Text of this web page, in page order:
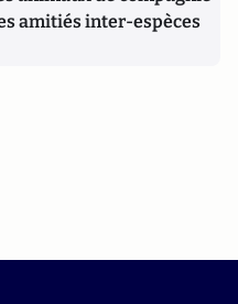
amitiés inter-espèces